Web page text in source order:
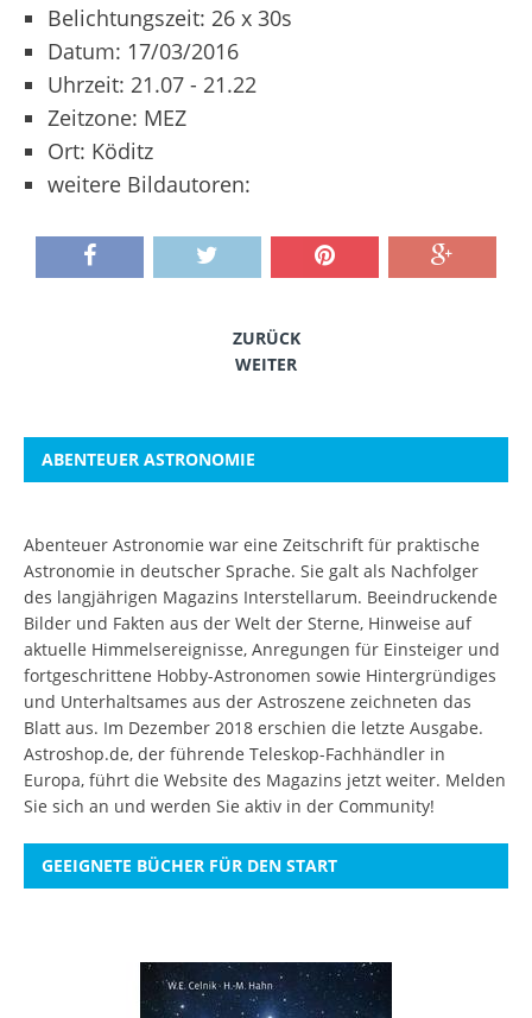
Belichtungszeit: 26 x 30s
Datum: 17/03/2016
Uhrzeit: 21.07 - 21.22
Zeitzone: MEZ
Ort: Köditz
weitere Bildautoren:
ZURÜCK
WEITER
ABENTEUER ASTRONOMIE
Abenteuer Astronomie war eine Zeitschrift für praktische
Astronomie in deutscher Sprache. Sie galt als Nachfolger
des langjährigen Magazins Interstellarum. Beeindruckende
Bilder und Fakten aus der Welt der Sterne, Hinweise auf
aktuelle Himmelsereignisse, Anregungen für Einsteiger und
fortgeschrittene Hobby-Astronomen sowie Hintergründiges
und Unterhaltsames aus der Astroszene zeichneten das
Blatt aus. Im Dezember 2018 erschien die letzte Ausgabe.
Astroshop.de, der führende Teleskop-Fachhändler in
Europa, führt die Website des Magazins jetzt weiter. Melden
Sie sich an und werden Sie aktiv in der Community!
GEEIGNETE BÜCHER FÜR DEN START